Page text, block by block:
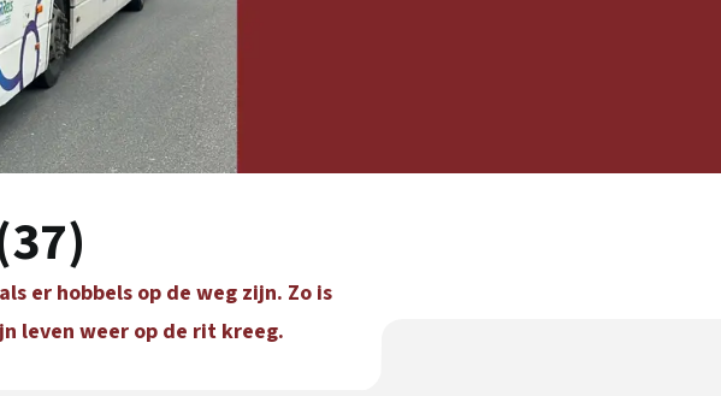
er hobbels op de weg zijn. Zo is
leven weer op de rit kreeg.